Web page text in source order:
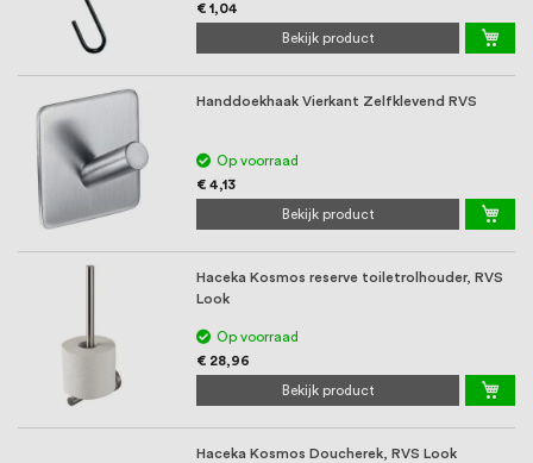
€ 1,04
Bekijk product
Handdoekhaak Vierkant Zelfklevend RVS
Op voorraad
€ 4,13
Bekijk product
Haceka Kosmos reserve toiletrolhouder, RVS
Look
Op voorraad
€ 28,96
Bekijk product
Haceka Kosmos Doucherek, RVS Look